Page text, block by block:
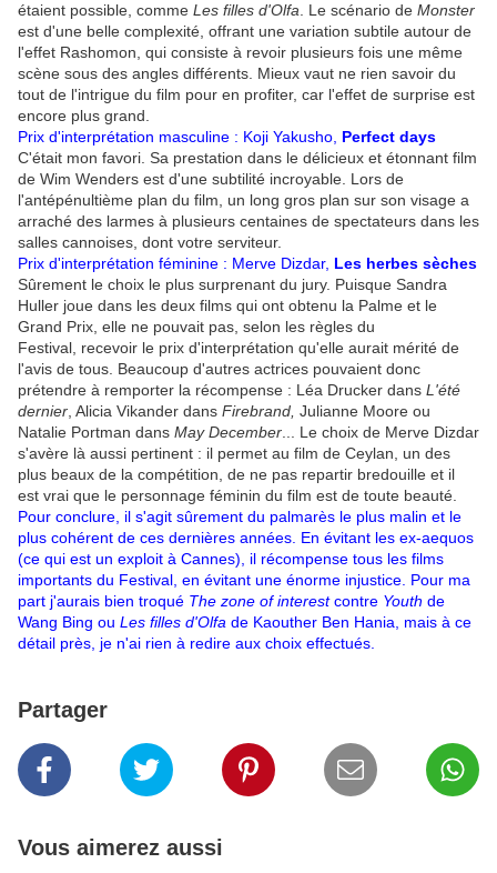
étaient possible, comme Les filles d'Olfa . Le scénario de Monster
est d'une belle complexité, offrant une variation subtile autour de
l'effet Rashomon, qui consiste à revoir plusieurs fois une même
scène sous des angles différents. Mieux vaut ne rien savoir du
tout de l'intrigue du film pour en profiter, car l'effet de surprise est
encore plus grand.
Prix d'interprétation masculine : Koji Yakusho, Perfect days
C'était mon favori. Sa prestation dans le délicieux et étonnant film
de Wim Wenders est d'une subtilité incroyable. Lors de
l'antépénultième plan du film, un long gros plan sur son visage a
arraché des larmes à plusieurs centaines de spectateurs dans les
salles cannoises, dont votre serviteur.
Prix d'interprétation féminine : Merve Dizdar, Les herbes sèches
Sûrement le choix le plus surprenant du jury. Puisque Sandra
Huller joue dans les deux films qui ont obtenu la Palme et le
Grand Prix, elle ne pouvait pas, selon les règles du
Festival, recevoir le prix d'interprétation qu'elle aurait mérité de
l'avis de tous. Beaucoup d'autres actrices pouvaient donc
prétendre à remporter la récompense : Léa Drucker dans L'été
dernier , Alicia Vikander dans Firebrand, Julianne Moore ou
Natalie Portman dans May December ... Le choix de Merve Dizdar
s'avère là aussi pertinent : il permet au film de Ceylan, un des
plus beaux de la compétition, de ne pas repartir bredouille et il
est vrai que le personnage féminin du film est de toute beauté.
Pour conclure, il s'agit sûrement du palmarès le plus malin et le
plus cohérent de ces dernières années. En évitant les ex-aequos
(ce qui est un exploit à Cannes), il récompense tous les films
importants du Festival, en évitant une énorme injustice. Pour ma
part j'aurais bien troqué The zone of interestcontre Youth de
Wang Bing ou Les filles d'Olfa de Kaouther Ben Hania, mais à ce
détail près, je n'ai rien à redire aux choix effectués.
Partager
Vous aimerez aussi